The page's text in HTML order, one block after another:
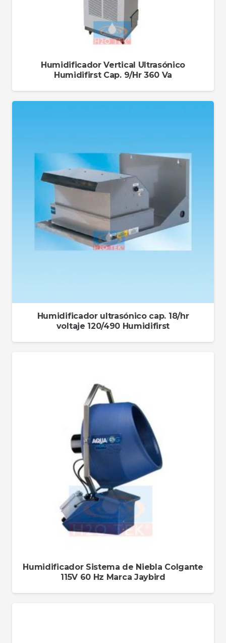
Humidificador Vertical Ultrasónico
Humidifirst Cap. 9/Hr 360 Va
Humidificador ultrasónico cap. 18/hr
voltaje 120/490 Humidifirst
Humidificador Sistema de Niebla Colgante
115V 60 Hz Marca Jaybird